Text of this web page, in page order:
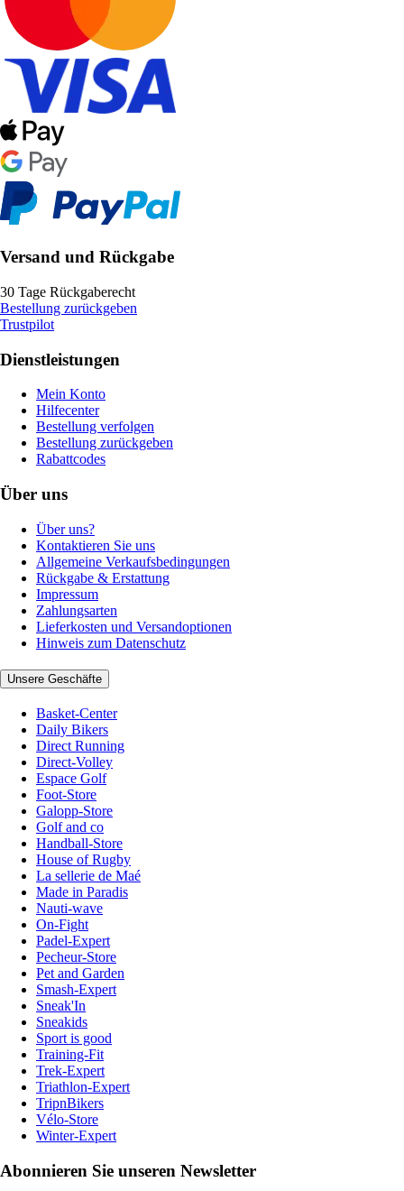
Versand und Rückgabe
30 Tage Rückgaberecht
Bestellung zurückgeben
Trustpilot
Dienstleistungen
Mein Konto
Hilfecenter
Bestellung verfolgen
Bestellung zurückgeben
Rabattcodes
Über uns
Über uns?
Kontaktieren Sie uns
Allgemeine Verkaufsbedingungen
Rückgabe & Erstattung
Impressum
Zahlungsarten
Lieferkosten und Versandoptionen
Hinweis zum Datenschutz
Unsere Geschäfte
Basket-Center
Daily Bikers
Direct Running
Direct-Volley
Espace Golf
Foot-Store
Galopp-Store
Golf and co
Handball-Store
House of Rugby
La sellerie de Maé
Made in Paradis
Nauti-wave
On-Fight
Padel-Expert
Pecheur-Store
Pet and Garden
Smash-Expert
Sneak'In
Sneakids
Sport is good
Training-Fit
Trek-Expert
Triathlon-Expert
TripnBikers
Vélo-Store
Winter-Expert
Abonnieren Sie unseren Newsletter